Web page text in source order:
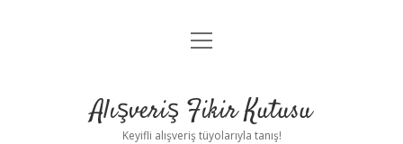
Anasayfa
Yasal Uyarı
menüyü
Alışveriş Fikir Kutusu
Keyifli alışveriş tüyolarıyla tanış!